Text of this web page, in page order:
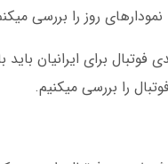
روز را بررسی
برای ایرانیان
را بررسی میکنیم.